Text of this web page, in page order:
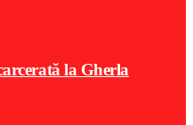
la Gherla